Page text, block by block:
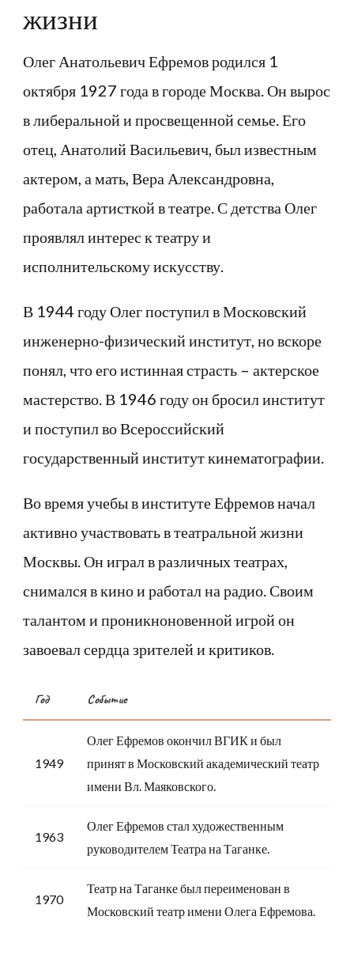
жизни
Олег Анатольевич Ефремов родился 1
октября 1927 года в городе Москва. Он вырос
в либеральной и просвещенной семье. Его
отец, Анатолий Васильевич, был известным
актером, а мать, Вера Александровна,
работала артисткой в театре. С детства Олег
проявлял интерес к театру и
исполнительскому искусству.
В 1944 году Олег поступил в Московский
инженерно-физический институт, но вскоре
понял, что его истинная страсть – актерское
мастерство. В 1946 году он бросил институт
и поступил во Всероссийский
государственный институт кинематографии.
Во время учебы в институте Ефремов начал
активно участвовать в театральной жизни
Москвы. Он играл в различных театрах,
снимался в кино и работал на радио. Своим
талантом и проникноновенной игрой он
завоевал сердца зрителей и критиков.
Год Событие
1949
Олег Ефремов окончил ВГИК и был
принят в Московский академический театр
имени Вл. Маяковского.
1963
Олег Ефремов стал художественным
руководителем Театра на Таганке.
1970
Театр на Таганке был переименован в
Московский театр имени Олега Ефремова.